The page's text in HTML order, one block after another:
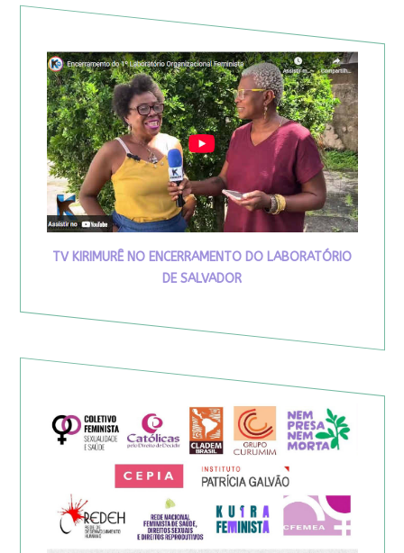
TV KIRIMURÊ NO ENCERRAMENTO DO LABORATÓRIO
DE SALVADOR